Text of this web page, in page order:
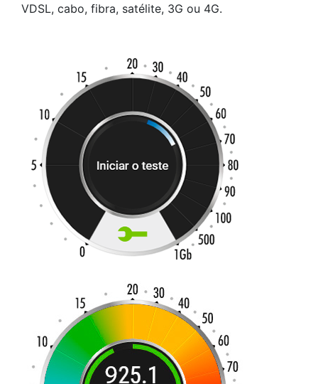
VDSL, cabo, fibra, satélite, 3G ou 4G.